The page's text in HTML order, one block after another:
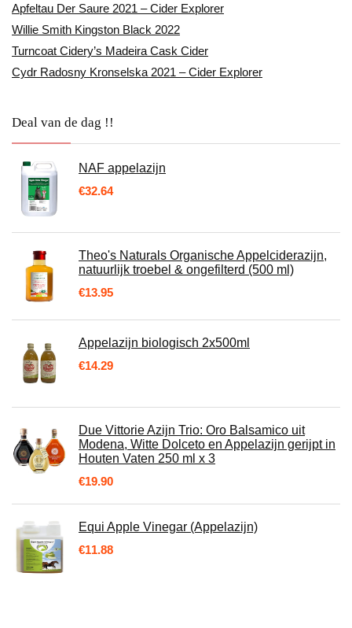
Apfeltau Der Saure 2021 – Cider Explorer
Willie Smith Kingston Black 2022
Turncoat Cidery’s Madeira Cask Cider
Cydr Radosny Kronselska 2021 – Cider Explorer
Deal van de dag !!
NAF appelazijn
€32.64
Theo's Naturals Organische Appelciderazijn,
natuurlijk troebel & ongefilterd (500 ml)
€13.95
Appelazijn biologisch 2x500ml
€14.29
Due Vittorie Azijn Trio: Oro Balsamico uit
Modena, Witte Dolceto en Appelazijn gerijpt in
Houten Vaten 250 ml x 3
€19.90
Equi Apple Vinegar (Appelazijn)
€11.88